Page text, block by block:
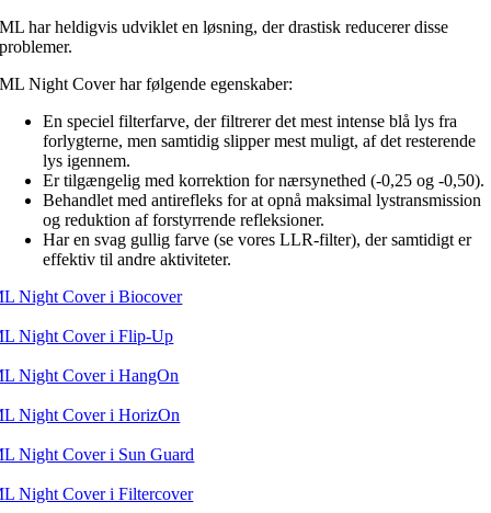
ML har heldigvis udviklet en løsning, der drastisk reducerer disse
problemer.
ML Night Cover har følgende egenskaber:
En speciel filterfarve, der filtrerer det mest intense blå lys fra
forlygterne, men samtidig slipper mest muligt, af det resterende
lys igennem.
Er tilgængelig med korrektion for nærsynethed (-0,25 og -0,50).
Behandlet med antirefleks for at opnå maksimal lystransmission
og reduktion af forstyrrende refleksioner.
Har en svag gullig farve (se vores LLR-filter), der samtidigt er
effektiv til andre aktiviteter.
Night Cover i Biocover
Night Cover i Flip-Up
Night Cover i HangOn
Night Cover i HorizOn
Night Cover i Sun Guard
Night Cover i Filtercover